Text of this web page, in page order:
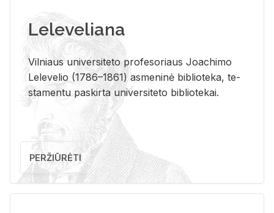
Leleveliana
Vil­niaus uni­ver­si­te­to pro­fe­so­riaus Jo­a­chi­mo
Le­le­ve­lio (1786–1861) as­me­ni­nė bi­b­lio­te­ka, te­
sta­men­tu pa­skir­ta uni­ver­si­te­to bi­b­lio­te­kai.
PERŽIŪRĖTI